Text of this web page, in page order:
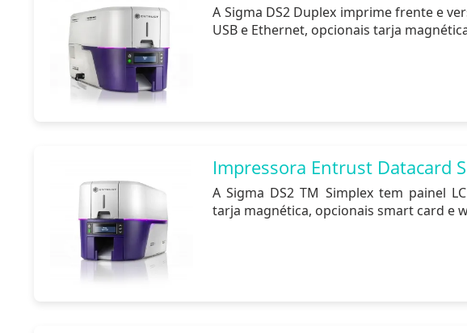
A Sigma DS2 Duplex imprime frente e
USB e Ethernet, opcionais tarja
Impressora Entrust Datacard
A Sigma DS2 TM Simplex tem painel
tarja magnética, opcionais smart card e